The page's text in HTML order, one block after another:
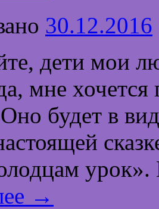
30.12.2016
дети мои
мне
будет в
урок».
→